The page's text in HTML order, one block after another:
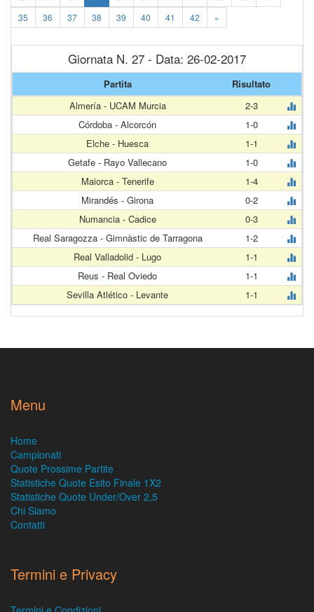
35
36 37 38 39 40 41 42 »
Giornata N. 27 - Data: 26-02-2017
Partita
Risultato
Almería - UCAM Murcia
2-3
Córdoba - Alcorcón
1-0
Elche - Huesca
1-1
Getafe - Rayo Vallecano
1-0
Maiorca - Tenerife
1-4
Mirandés - Girona
0-2
Numancia - Cadice
0-3
Real Saragozza - Gimnàstic de Tarragona
1-2
Real Valladolid - Lugo
1-1
Reus - Real Oviedo
1-1
Sevilla Atlético - Levante
1-1
Menu
Home
Campionati
Quote Prossime Partite
Statistiche Quote Esito Finale 1X2
Statistiche Quote Under/Over 2,5
Chi Siamo
Contatti
Termini e Privacy